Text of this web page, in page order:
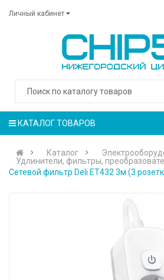
Личный кабинет
КАТАЛОГ ТОВАРОВ
Каталог
Удлинители, фильтры,
Сетевой фильтр Deli ET432 3м (3